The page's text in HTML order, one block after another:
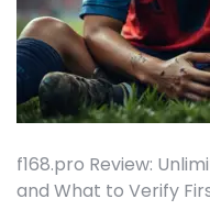
f168.pro Review:
and What to Verify